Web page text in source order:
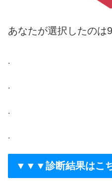
あなたが選択したのは
.
.
.
.
▼▼▼診断結果はこ